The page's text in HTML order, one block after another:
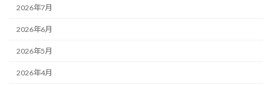
2026年7月
2026年6月
2026年5月
2026年4月